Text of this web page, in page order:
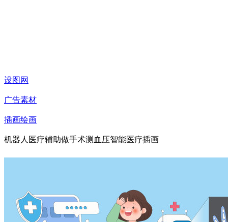
设图网
广告素材
插画绘画
机器人医疗辅助做手术测血压智能医疗插画